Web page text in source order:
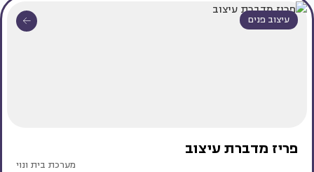
עיצוב פנים
פריז מדברת עיצוב
מערכת בית ונוי